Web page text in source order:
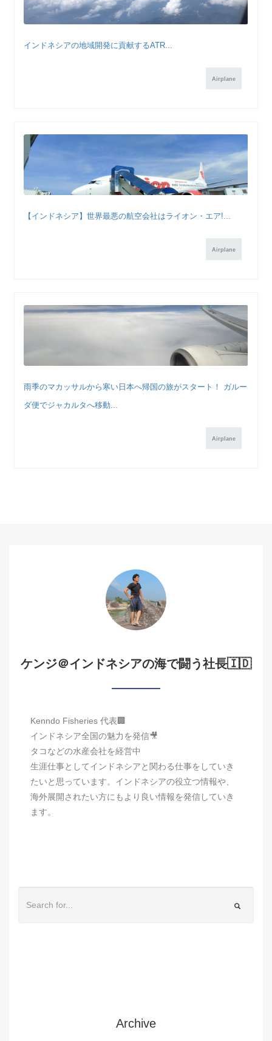
インドネシアの地域開発に貢献するATR...
Airplane
【インドネシア】世界最悪の航空会社はライオン・エア!...
Airplane
雨季のマカッサルから寒い日本へ帰国の旅がスタート！ ガルー
ダ便でジャカルタへ移動...
Airplane
ケンジ＠インドネシアの海で闘う社長🇮🇩
Kenndo Fisheries 代表🏢
インドネシア全国の魅力を発信🎥
タコなどの水産会社を経営中
生涯仕事としてインドネシアと関わる仕事をしていき
たいと思っています。インドネシアの役立つ情報や、
海外展開されたい方にもより良い情報を発信していき
ます。
Archive